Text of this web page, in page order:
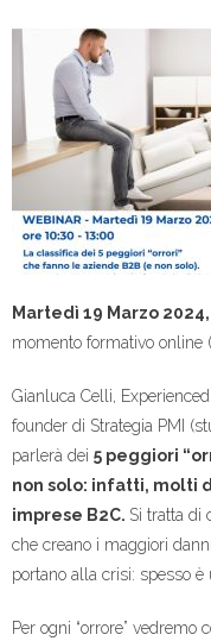
Martedì 19 Marzo
momento formativo online
Gianluca Celli,
founder di Strategia PMI
parlerà dei 5 peggiori
non solo: infatti, molti
imprese B2C. Si tratta di
che creano i maggiori
portano alla crisi: spesso è
Per ogni “orrore”